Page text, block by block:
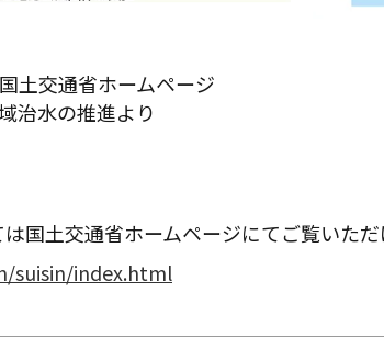
土交通省ホームページ
治水の推進より
国土交通省ホームページにてご覧いただ
suisin/index.html